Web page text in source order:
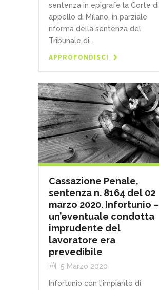
sentenza in epigrafe la Corte di
appello di Milano, in parziale
riforma della sentenza del
Tribunale di...
APPROFONDISCI
Cassazione Penale,
sentenza n. 8164 del 02
marzo 2020. Infortunio –
un’eventuale condotta
imprudente del
lavoratore era
prevedibile
5 Marzo 2020
Infortunio con l'impianto di